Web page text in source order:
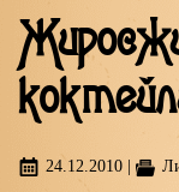
24.12.2010